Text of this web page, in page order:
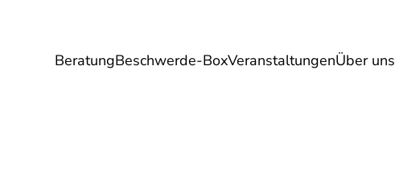
BeratungBeschwerde-BoxVeranstaltungenÜber uns
Umwelt Gesundheit Energie Reise